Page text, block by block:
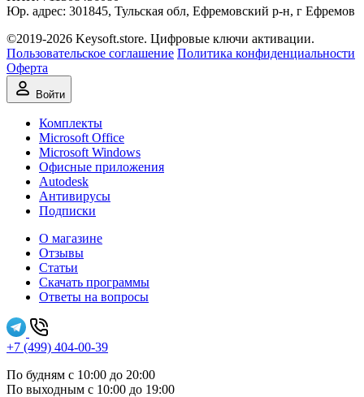
Юр. адрес: 301845, Тульская обл, Ефремовский р-н, г Ефремов
©2019-2026 Keysoft.store. Цифровые ключи активации.
Пользовательское соглашение Политика конфиденциальности
Оферта
Войти
Комплекты
Microsoft Office
Microsoft Windows
Офисные приложения
Autodesk
Антивирусы
Подписки
О магазине
Отзывы
Статьи
Скачать программы
Ответы на вопросы
+7 (499) 404-00-39
По будням с 10:00 до 20:00
По выходным с 10:00 до 19:00